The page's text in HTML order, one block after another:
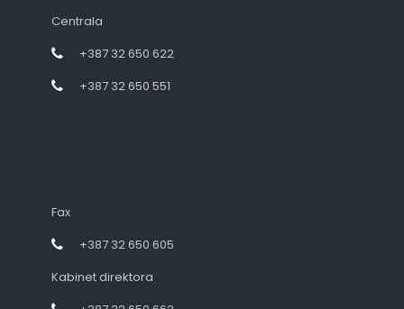
Centrala
+387 32 650 622
+387 32 650 551
Fax
+387 32 650 605
Kabinet direktora